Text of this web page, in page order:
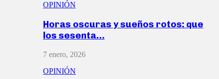
OPINIÓN
Horas oscuras y sueños rotos: que
los sesenta…
7 enero, 2026
OPINIÓN